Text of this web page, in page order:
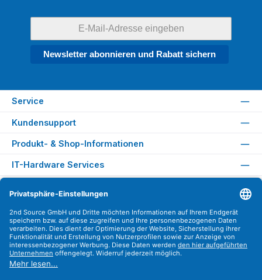
Newsletter abonnieren und Rabatt sichern
Service
Kundensupport
Produkt- & Shop-Informationen
IT-Hardware Services
Versandarten
Zahlungsarten
Sicher Einkaufen
Find us on